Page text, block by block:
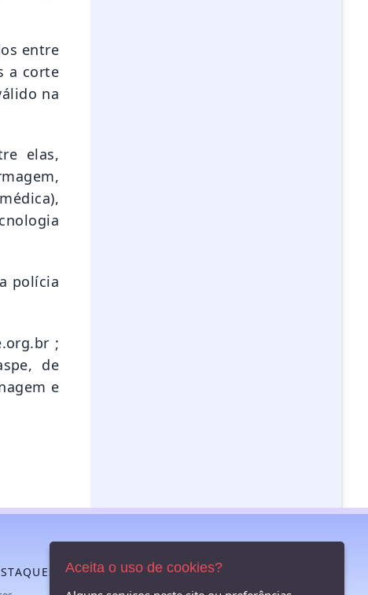
entre
a corte
na
elas,
polícia
;
de
e
FALE CONOSCO
Aceita o uso de cookies?